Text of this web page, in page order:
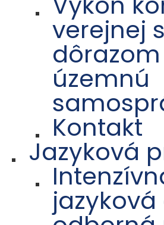
verejnej
územnú
Kontakt
Jazyková
jazyková